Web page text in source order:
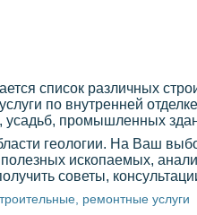
список различных
по внутренней
усадьб, промышленных
геологии. На Ваш
ископаемых,
советы,
ремонтные услуги